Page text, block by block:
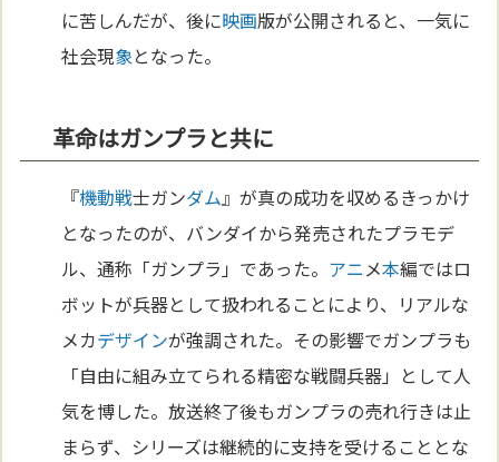
に苦しんだが、後に映画版が公開されると、一気に
社会現象となった。
革命はガンプラと共に
『機動戦士ガンダム』が真の成功を収めるきっかけ
となったのが、バンダイから発売されたプラモデ
ル、通称「ガンプラ」であった。 アニメ本編ではロ
ボットが兵器として扱われることにより、リアルな
メカデザインが強調された。その影響でガンプラも
「自由に組み立てられる精密な戦闘兵器」として人
気を博した。放送終了後もガンプラの売れ行きは止
まらず、シリーズは継続的に支持を受けることとな